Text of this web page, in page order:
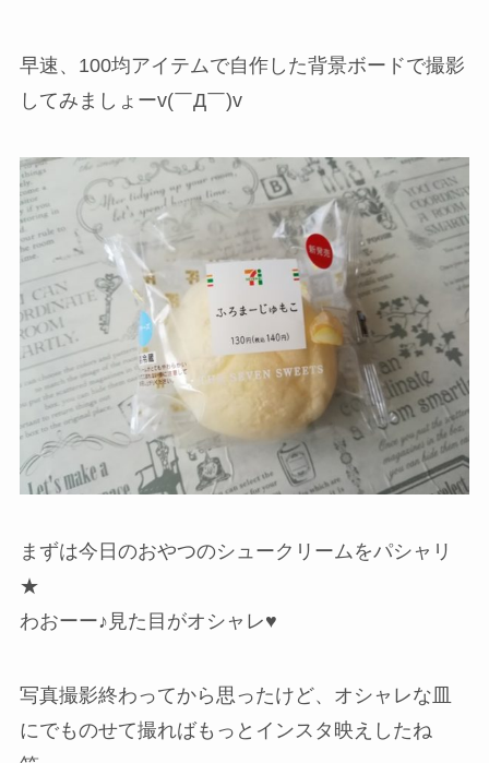
早速、100均アイテムで自作した背景ボードで撮影
してみましょーv(￣Д￣)v
まずは今日のおやつのシュークリームをパシャリ
★
わおーー♪見た目がオシャレ♥
写真撮影終わってから思ったけど、オシャレな皿
にでものせて撮ればもっとインスタ映えしたね